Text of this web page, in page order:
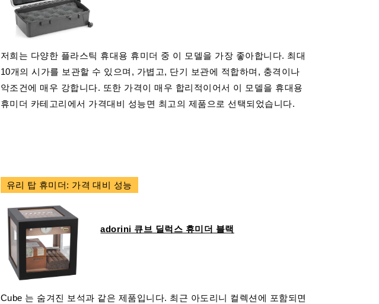
저희는 다양한 플라스틱 휴대용 휴미더 중 이 모델을 가장 좋아합니다. 최대
10개의 시가를 보관할 수 있으며, 가볍고, 단기 보관에 적합하며, 충격이나
악조건에 매우 강합니다. 또한 가격이 매우 합리적이어서 이 모델을 휴대용
휴미더 카테고리에서 가격대비 성능면 최고의 제품으로 선택되었습니다.
유리 탑 휴미더: 가격 대비 성능
adorini 큐브 딜럭스 휴미더 블랙
Cube 는 숨겨진 보석과 같은 제품입니다. 최근 아도리니 컬렉션에 포함되면